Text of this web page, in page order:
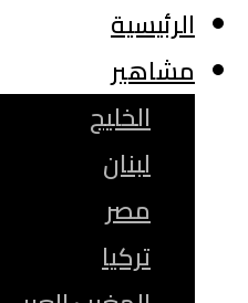
الرئيسية
مشاهير
الخليج
لبنان
مصر
تركيا